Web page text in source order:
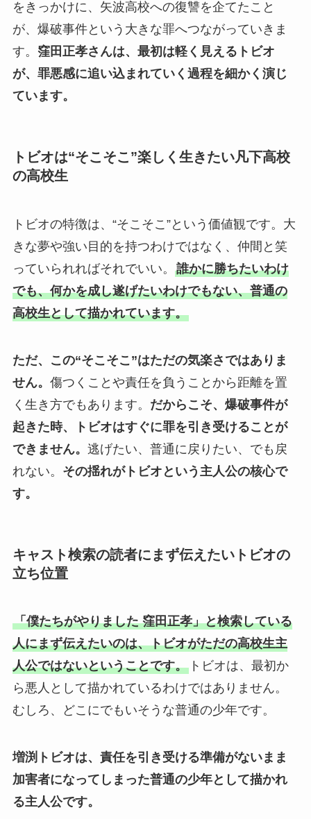
をきっかけに、矢波高校への復讐を企てたこと
が、爆破事件という大きな罪へつながっていきま
す。 窪田正孝さんは、最初は軽く見えるトビオ
が、罪悪感に追い込まれていく過程を細かく演じ
ています。
トビオは“そこそこ”楽しく生きたい凡下高校
の高校生
トビオの特徴は、“そこそこ”という価値観です。大
きな夢や強い目的を持つわけではなく、仲間と笑
っていられればそれでいい。 誰かに勝ちたいわけ
でも、何かを成し遂げたいわけでもない、普通の
高校生として描かれています。
ただ、この“そこそこ”はただの気楽さではありま
せん。 傷つくことや責任を負うことから距離を置
く生き方でもあります。 だからこそ、爆破事件が
起きた時、トビオはすぐに罪を引き受けることが
できません。 逃げたい、普通に戻りたい、でも戻
れない。 その揺れがトビオという主人公の核心で
す。
キャスト検索の読者にまず伝えたいトビオの
立ち位置
「僕たちがやりました 窪田正孝」と検索している
人にまず伝えたいのは、トビオがただの高校生主
人公ではないということです。トビオは、最初か
ら悪人として描かれているわけではありません。
むしろ、どこにでもいそうな普通の少年です。
増渕トビオは、責任を引き受ける準備がないまま
加害者になってしまった普通の少年として描かれ
る主人公です。